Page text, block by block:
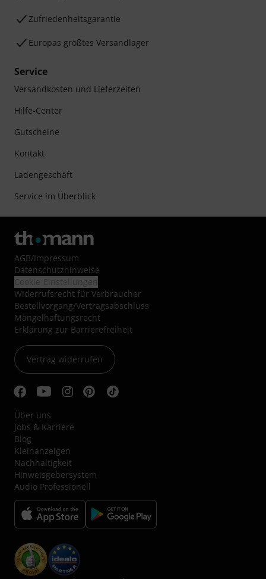
Zufriedenheitsgarantie
Europas größtes Versandlager
Service
Versandkosten und Lieferzeiten
Hilfe-Center
Gutscheine
Kontakt
Ladengeschäft
Service im Überblick
AGB/Impressum
Datenschutzhinweise
Widerrufsrecht für Verbraucher
Bestellvorgang/Vertragsabschluss
Mängelhaftungsrecht
Erklärung zur Barrierefreiheit
Vertrag widerrufen
Über uns
Jobs & Karriere
Blog
Kleinanzeigen
Nachhaltigkeit
Hinweisgebersystem
Audio Professionell